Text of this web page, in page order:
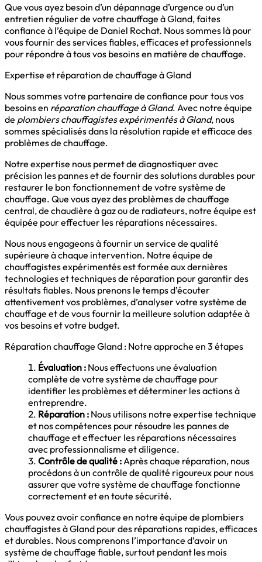
Que vous ayez besoin d’un dépannage d’urgence ou d’un
entretien régulier de votre chauffage à Gland, faites
confiance à l’équipe de Daniel Rochat. Nous sommes là pour
vous fournir des services fiables, efficaces et professionnels
pour répondre à tous vos besoins en matière de chauffage.
Expertise et réparation de chauffage à Gland
Nous sommes votre partenaire de confiance pour tous vos
besoins en réparation chauffage à Gland. Avec notre équipe
de plombiers chauffagistes expérimentés à Gland, nous
sommes spécialisés dans la résolution rapide et efficace des
problèmes de chauffage.
Notre expertise nous permet de diagnostiquer avec
précision les pannes et de fournir des solutions durables pour
restaurer le bon fonctionnement de votre système de
chauffage. Que vous ayez des problèmes de chauffage
central, de chaudière à gaz ou de radiateurs, notre équipe est
équipée pour effectuer les réparations nécessaires.
Nous nous engageons à fournir un service de qualité
supérieure à chaque intervention. Notre équipe de
chauffagistes expérimentés est formée aux dernières
technologies et techniques de réparation pour garantir des
résultats fiables. Nous prenons le temps d’écouter
attentivement vos problèmes, d’analyser votre système de
chauffage et de vous fournir la meilleure solution adaptée à
vos besoins et votre budget.
Réparation chauffage Gland : Notre approche en 3 étapes
Évaluation : Nous effectuons une évaluation
complète de votre système de chauffage pour
identifier les problèmes et déterminer les actions à
entreprendre.
Réparation : Nous utilisons notre expertise technique
et nos compétences pour résoudre les pannes de
chauffage et effectuer les réparations nécessaires
avec professionnalisme et diligence.
Contrôle de qualité : Après chaque réparation, nous
procédons à un contrôle de qualité rigoureux pour nous
assurer que votre système de chauffage fonctionne
correctement et en toute sécurité.
Vous pouvez avoir confiance en notre équipe de plombiers
chauffagistes à Gland pour des réparations rapides, efficaces
et durables. Nous comprenons l’importance d’avoir un
système de chauffage fiable, surtout pendant les mois